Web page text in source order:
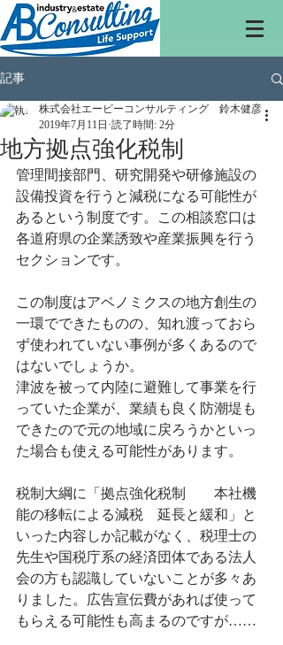
記事
地方拠点強化税制
株式会社エービーコンサルティング 鈴木健彦
2019年7月11日 読了時間: 2分
管理間接部門、研究開発や研修施設の
設備投資を行うと減税になる可能性が
あるという制度です。この相談窓口は
各道府県の企業誘致や産業振興を行う
セクションです。
この制度はアベノミクスの地方創生の
一環でできたものの、知れ渡っておら
ず使われていない事例が多くあるので
はないでしょうか。
津波を被って内陸に避難して事業を行
っていた企業が、業績も良く防潮堤も
できたので元の地域に戻ろうかといっ
た場合も使える可能性があります。
税制大綱に「拠点強化税制　　本社機
能の移転による減税　延長と緩和」と
いった内容しか記載がなく、税理士の
先生や国税庁系の経済団体である法人
会の方も認識していないことが多々あ
りました。広告宣伝費があれば使って
もらえる可能性も高まるのですが……